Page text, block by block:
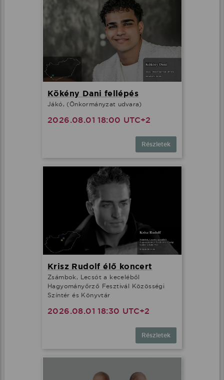
Kökény Dani fellépés
Jákó, (Önkormányzat udvara)
2026.08.01 18:00 UTC+2
Részletek
Krisz Rudolf élő koncert
Zsámbok, Lecsót a keceléből
Hagyományőrző Fesztivál Közösségi
Színtér és Könyvtár
2026.08.01 18:30 UTC+2
Részletek